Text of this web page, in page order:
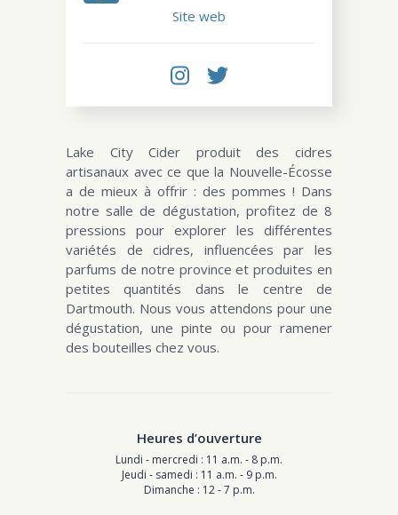
Site web
Lake City Cider produit des cidres
artisanaux avec ce que la Nouvelle-Écosse
a de mieux à offrir : des pommes ! Dans
notre salle de dégustation, profitez de 8
pressions pour explorer les différentes
variétés de cidres, influencées par les
parfums de notre province et produites en
petites quantités dans le centre de
Dartmouth. Nous vous attendons pour une
dégustation, une pinte ou pour ramener
des bouteilles chez vous.
Heures d’ouverture
Lundi - mercredi : 11 a.m. - 8 p.m.
Jeudi - samedi : 11 a.m. - 9 p.m.
Dimanche : 12 - 7 p.m.